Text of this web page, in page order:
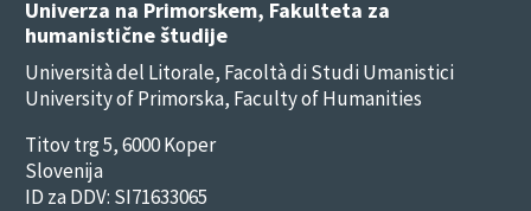
Univerza na Primorskem, Fakulteta za
humanistične študije
Università del Litorale, Facoltà di Studi Umanistici
University of Primorska, Faculty of Humanities
Titov trg 5, 6000 Koper
Slovenija
ID za DDV: SI71633065